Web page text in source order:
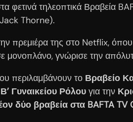
τηλεοπτικά Βραβεία
Thorne).
της στο Netflix, όπου
μονοπλάνο, γνώρισε την
περιλαμβάνουν το Βραβείο
Β’ Γυναικείου Ρόλου για την
δύο βραβεία στα BAFTA TV